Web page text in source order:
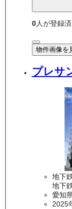
0人が登録
物件画像を
プレサ
地下
地下
愛知
2025